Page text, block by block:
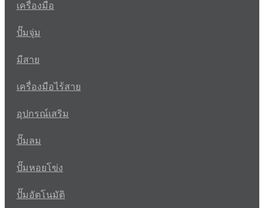
เครื่องมือ
ปั๊มจุ่ม
มีสาย
เครื่องมือไร้สาย
อุปกรณ์เสริม
ปั๊มลม
ปั๊มหอยโข่ง
ปั๊มอัตโนมัติ